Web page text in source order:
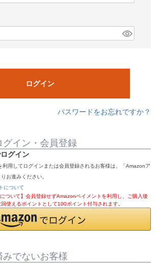
ログイン
パスワードをお忘れですか？
イン・会員登録
グイン
用してログインまたは会員登録されるお客様は、「Amazonア
お進みください。
について
ついて】会員登録せずAmazonペイメントを利用し、ご購入後
使えるポイントとして100ポイント付与されます。
みでないお客様